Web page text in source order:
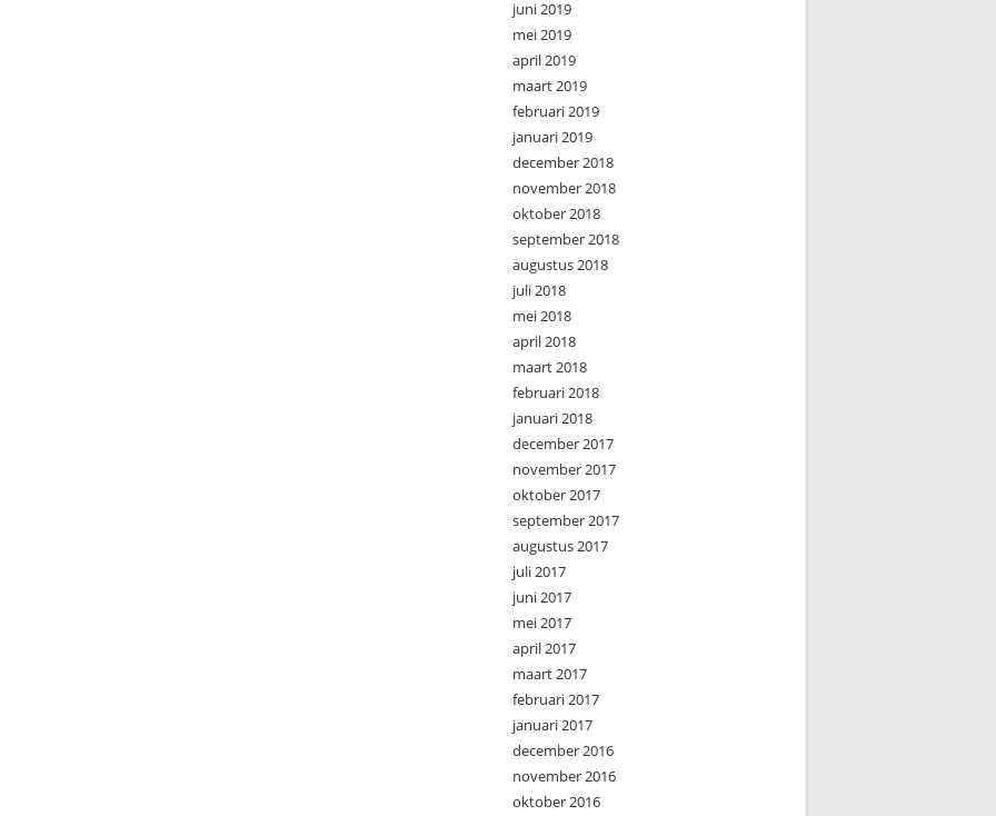
juni 2019
mei 2019
april 2019
maart 2019
februari 2019
januari 2019
december 2018
november 2018
oktober 2018
september 2018
augustus 2018
juli 2018
mei 2018
april 2018
maart 2018
februari 2018
januari 2018
december 2017
november 2017
oktober 2017
september 2017
augustus 2017
juli 2017
juni 2017
mei 2017
april 2017
maart 2017
februari 2017
januari 2017
december 2016
november 2016
oktober 2016